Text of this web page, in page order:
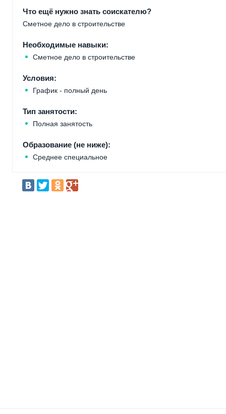
Что ещё нужно знать соискателю?
Сметное дело в строительстве
Необходимые навыки:
Сметное дело в строительстве
Условия:
График - полный день
Тип занятости:
Полная занятость
Образование (не ниже):
Среднее специальное